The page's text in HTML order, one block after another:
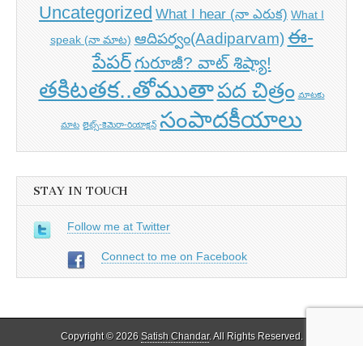
Uncategorized What I hear (నా ఎరుక) What I
speak (నా మాట) ఆదిపర్వం(Aadiparvam) ఈ-
పేపర్గురూజీ? వాట్ శిష్యా!
తకిటతక..తోముతాపద చిత్రం మాటకు
మాట లైట్స్-కెమెరా-రియాక్షన్ సంపాదకీయాలు
STAY IN TOUCH
Follow me at Twitter
Connect to me on Facebook
Copyright © 2026 Satish Chandar. All Rights Reserved.